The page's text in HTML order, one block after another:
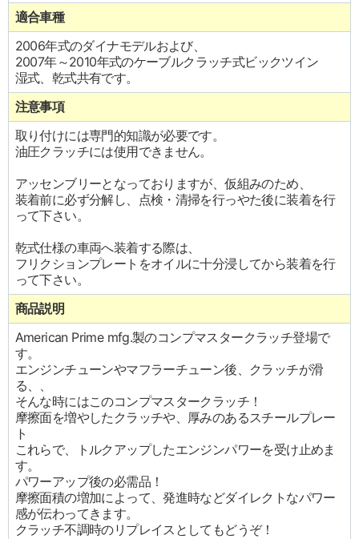
適合車種
2006年式のダイナモデルおよび、
2007年～2010年式のケーブルクラッチ式ビックツイン
湿式、乾式共有です。
注意事項
取り付けには専門的知識が必要です。
油圧クラッチには使用できません。
アッセンブリーとなっておりますが、仮組みのため、
装着前に必ず分解し、点検・清掃を行っやた後に装着を行
って下さい。
乾式仕様の車両へ装着する際は、
フリクションプレートをオイルに十分浸してから装着を行
って下さい。
商品説明
American Prime mfg.製のコンプマスタークラッチ登場で
す。
エンジンチューンやマフラーチューン後、クラッチが滑
る、、
そんな時にはこのコンプマスタークラッチ！
摩擦面を増やしたクラッチや、厚みのあるスチールプレー
ト
これらで、トルクアップしたエンジンパワーを受け止めま
す。
パワーアップ後の必需品！
摩擦面積の増加によって、発進時などダイレクトなパワー
感が伝わってきます。
クラッチ不調時のリプレイスとしてもどうぞ！